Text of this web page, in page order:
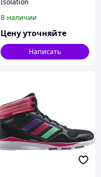
В наличии
Цену уточняйте
Написать